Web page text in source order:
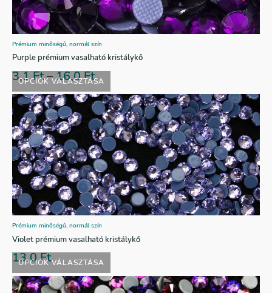
OPCIÓK VÁLASZTÁSA
Prémium minőségű, normál szín
Purple prémium vasalható kristálykő
3,1Ft–16,0Ft
OPCIÓK VÁLASZTÁSA
Prémium minőségű, normál szín
Violet prémium vasalható kristálykő
13,0Ft